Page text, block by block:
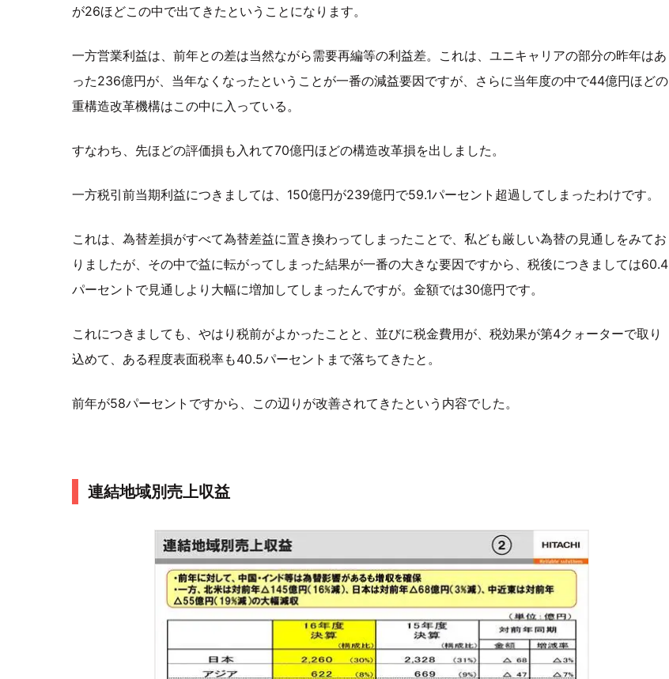
が26ほどこの中で出てきたということになります。
一方営業利益は、前年との差は当然ながら需要再編等の利益差。これは、ユニキャリアの部分の昨年はあ
った236億円が、当年なくなったということが一番の減益要因ですが、さらに当年度の中で44億円ほどの
重構造改革機構はこの中に入っている。
すなわち、先ほどの評価損も入れて70億円ほどの構造改革損を出しました。
一方税引前当期利益につきましては、150億円が239億円で59.1パーセント超過してしまったわけです。
これは、為替差損がすべて為替差益に置き換わってしまったことで、私ども厳しい為替の見通しをみてお
りましたが、その中で益に転がってしまった結果が一番の大きな要因ですから、税後につきましては60.4
パーセントで見通しより大幅に増加してしまったんですが。金額では30億円です。
これにつきましても、やはり税前がよかったことと、並びに税金費用が、税効果が第4クォーターで取り
込めて、ある程度表面税率も40.5パーセントまで落ちてきたと。
前年が58パーセントですから、この辺りが改善されてきたという内容でした。
連結地域別売上収益